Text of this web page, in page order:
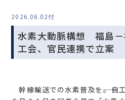
2026.06.02付
水素大動脈構想 福島
工会、官民連携で立案
幹線輸送での水素普及を――。自